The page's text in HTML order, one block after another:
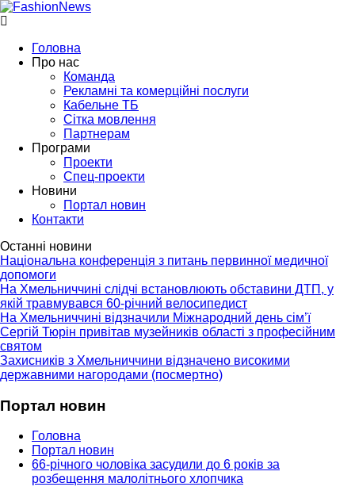
Головна
Про нас
Команда
Рекламні та комерційні послуги
Кабельне ТБ
Сітка мовлення
Партнерам
Програми
Проекти
Спец-проекти
Новини
Портал новин
Контакти
Останні новини
Національна конференція з питань первинної медичної
допомоги
На Хмельниччині слідчі встановлюють обставини ДТП, у
якій травмувався 60-річний велосипедист
На Хмельниччині відзначили Міжнародний день сім’ї
Сергій Тюрін привітав музейників області з професійним
святом
Захисників з Хмельниччини відзначено високими
державними нагородами (посмертно)
Портал новин
Головна
Портал новин
66-річного чоловіка засудили до 6 років за
розбещення малолітнього хлопчика